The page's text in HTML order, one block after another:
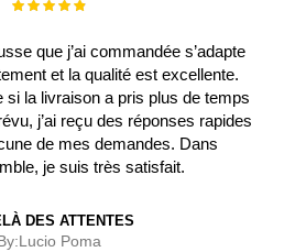
Évaluation :
que j’ai commandée s’adapte
et la qualité est excellente.
si la livraison a pris plus de temps
j’ai reçu des réponses rapides
de mes demandes. Dans
je suis très satisfait.
DES ATTENTES
Lucio Poma